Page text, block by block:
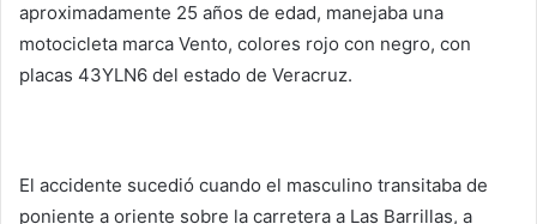
aproximadamente 25 años de edad, manejaba una
motocicleta marca Vento, colores rojo con negro, con
placas 43YLN6 del estado de Veracruz.
El accidente sucedió cuando el masculino transitaba de
poniente a oriente sobre la carretera a Las Barrillas, a